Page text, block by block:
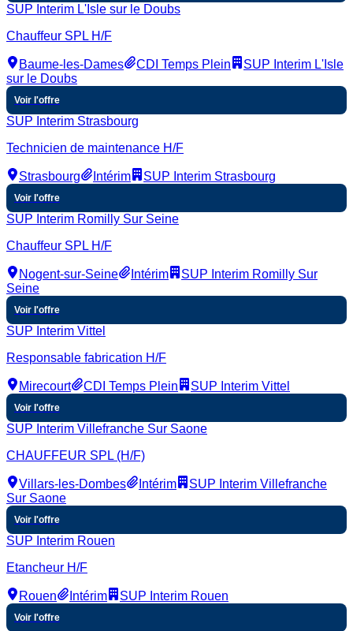
SUP Interim L'Isle sur le Doubs
Chauffeur SPL H/F
Baume-les-Dames CDI Temps Plein
SUP Interim L'Isle
sur le Doubs
Voir l'offre
SUP Interim Strasbourg
Technicien de maintenance H/F
Strasbourg Intérim SUP Interim Strasbourg
Voir l'offre
SUP Interim Romilly Sur Seine
Chauffeur SPL H/F
Nogent-sur-Seine Intérim
SUP Interim Romilly Sur
Seine
Voir l'offre
SUP Interim Vittel
Responsable fabrication H/F
Mirecourt CDI Temps Plein SUP Interim Vittel
Voir l'offre
SUP Interim Villefranche Sur Saone
CHAUFFEUR SPL (H/F)
Villars-les-Dombes Intérim
SUP Interim Villefranche
Sur Saone
Voir l'offre
SUP Interim Rouen
Etancheur H/F
Rouen Intérim SUP Interim Rouen
Voir l'offre